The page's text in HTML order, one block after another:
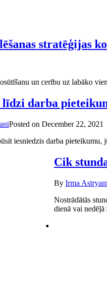
stratēģijas
un cerību uz labāko
darba
Posted on December 22, 2021
iesniedzis darba
Cik
By Irma Astryani
Nostrādātās
dienā vai